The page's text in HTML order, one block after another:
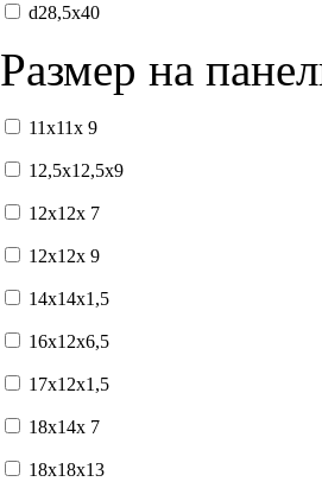
d28,5x40
Размер на
11x11x 9
12,5x12,5x9
12x12x 7
12x12x 9
14x14x1,5
16x12x6,5
17x12x1,5
18x14x 7
18x18x13